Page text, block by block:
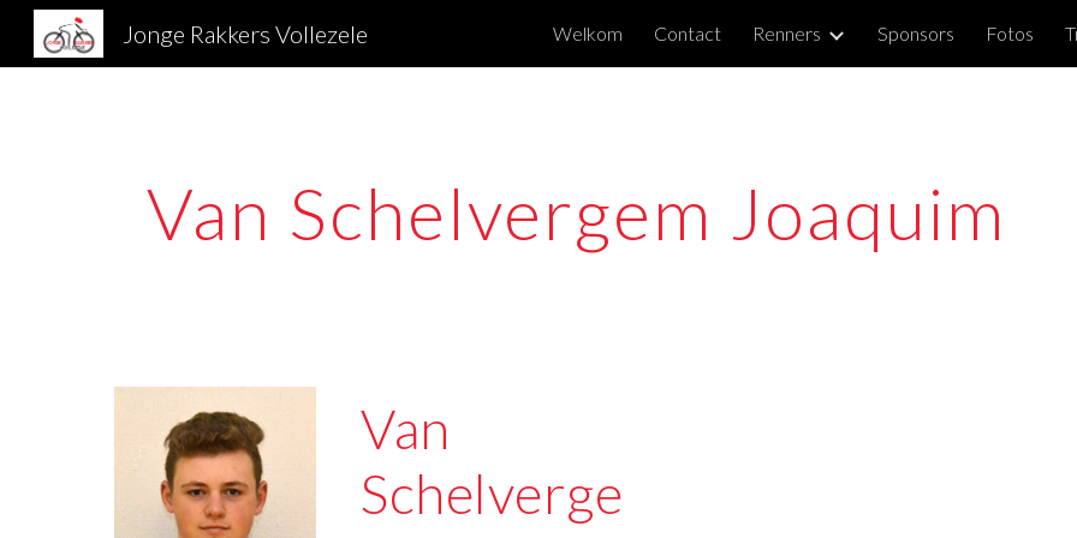
Skip to main content Skip to
Jonge Rakkers Vollezele Welkom Contact Renners Sponsors Fotos
Van Schelvergem Joaquim
Van
Schelverge